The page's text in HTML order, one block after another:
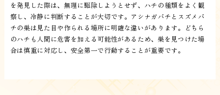
を発見した際は、無理に駆除しようとせず、ハチの種類をよく観
察し、冷静に判断することが大切です。アシナガバチとスズメバ
チの巣は見た目や作られる場所に明確な違いがあります。どちら
のハチも人間に危害を加える可能性があるため、巣を見つけた場
合は慎重に対応し、安全第一で行動することが重要です。